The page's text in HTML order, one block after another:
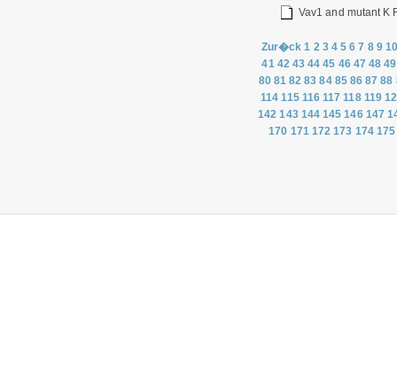
Vav1 and mutant K
Zur�ck 1 2 3 4 5 6 7 8 9
41 42 43 44 45 46 47 48 49
80 81 82 83 84 85 86 87 88
114 115 116 117 118 119
142 143 144 145 146 147
170 171 172 173 174 175